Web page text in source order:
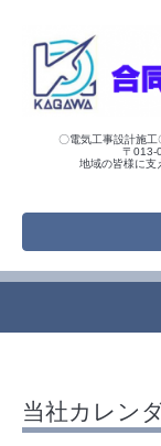
〇電気工事設計施
〒013-
地域の皆様に支
当社カレン